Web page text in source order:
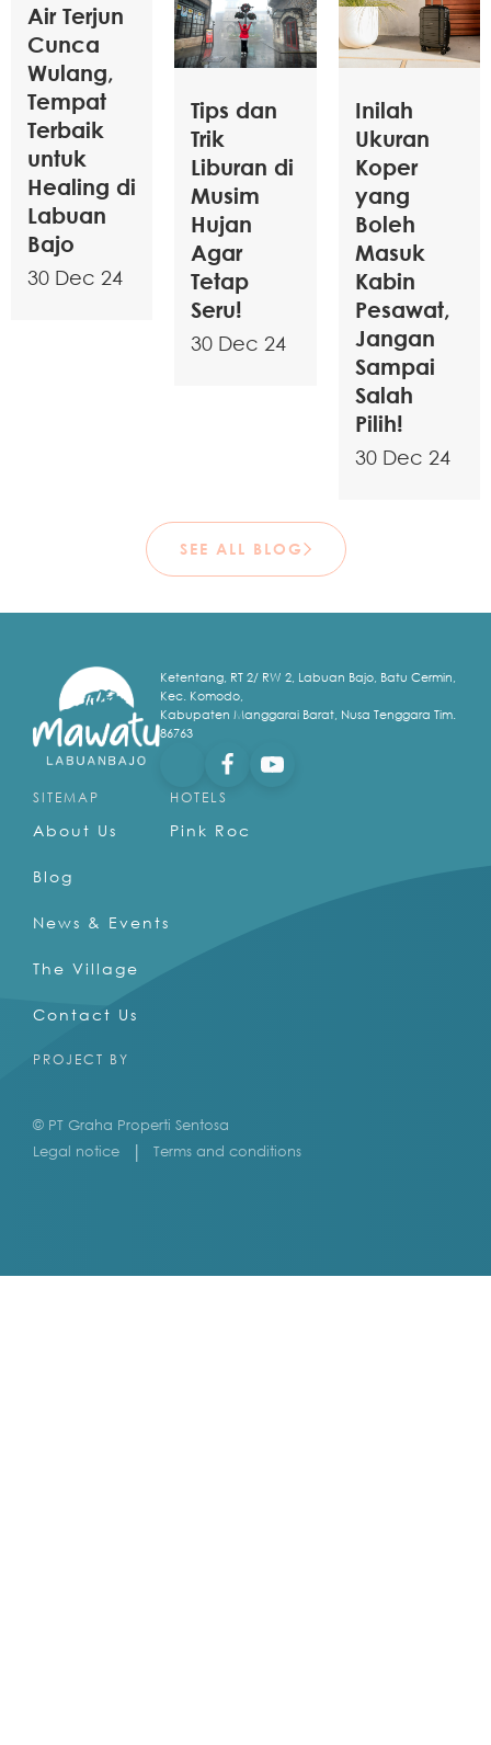
Air Terjun
Cunca
Wulang,
Tempat
Terbaik
untuk
Healing di
Labuan
Bajo
30 Dec 24
Tips dan
Trik
Liburan di
Musim
Hujan
Agar
Tetap
Seru!
30 Dec 24
Inilah
Ukuran
Koper
yang
Boleh
Masuk
Kabin
Pesawat,
Jangan
Sampai
Salah
Pilih!
30 Dec 24
SEE ALL BLOG
SITEMAP
About Us
Blog
News & Events
The Village
Contact Us
HOTELS
Pink Roc
Ketentang, RT 2/ RW 2, Labuan Bajo, Batu Cermin,
Kec. Komodo,
Kabupaten Manggarai Barat, Nusa Tenggara Tim.
86763
PROJECT BY
© PT Graha Properti Sentosa
Legal notice
Terms and conditions